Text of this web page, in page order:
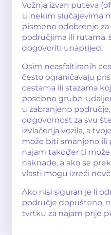
Vožnja izvan puteva
U nekim slučajevima
pismeno odobrenje
područjima ili rutama,
dogovoriti unaprijed.
Osim neasfaltiranih
često ograničavaju
cestama ili stazama
posebno grube,
u zabranjeno
odgovornost za svu
izvlačenja vozila, a
može biti smanjeno ili
najam također ti
naknade, a ako se
vlasti mogu izreći
Ako nisi siguran je li
područje dopušteno,
tvrtku za najam prije